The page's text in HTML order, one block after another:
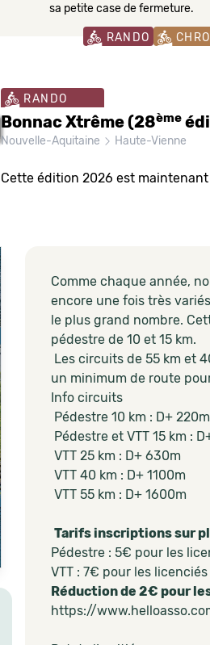
sa petite case de fermeture.
RANDO
RANDO
Bonnac Xtrême (28ème
Nouvelle-Aquitaine Haute-Vienne
Cette édition 2026 est
Comme chaque année,
encore une fois très
le plus grand nombre.
pédestre de 10 et 15 km.
Les circuits de 55 km et
un minimum de route
Info circuits
Pédestre 10 km : D+ 220m
Pédestre et VTT 15 km :
VTT 25 km : D+ 630m
VTT 40 km : D+ 1100m
VTT 55 km : D+ 1600m
Tarifs inscriptions sur
Pédestre : 5€ pour les
VTT : 7€ pour les
Réduction de 2€ pour
https://